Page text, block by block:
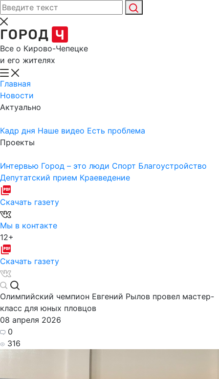
Все о Кирово-Чепецке
и его жителях
Главная
Новости
Актуально
Кадр дня Наше видео Есть проблема
Проекты
Интервью Город – это люди Спорт Благоустройство
Депутатский прием Краеведение
Скачать газету
Мы в контакте
12+
Скачать газету
Олимпийский чемпион Евгений Рылов провел мастер-
класс для юных пловцов
08 апреля 2026
0
316